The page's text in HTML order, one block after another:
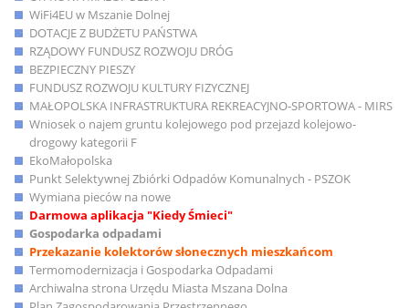
WiFi4EU w Mszanie Dolnej
DOTACJE Z BUDŻETU PAŃSTWA
RZĄDOWY FUNDUSZ ROZWOJU DRÓG
BEZPIECZNY PIESZY
FUNDUSZ ROZWOJU KULTURY FIZYCZNEJ
MAŁOPOLSKA INFRASTRUKTURA REKREACYJNO-SPORTOWA - MIRS
Wniosek o najem gruntu kolejowego pod przejazd kolejowo-
drogowy kategorii F
EkoMałopolska
Punkt Selektywnej Zbiórki Odpadów Komunalnych - PSZOK
Wymiana pieców na nowe
Darmowa aplikacja "Kiedy Śmieci"
Gospodarka odpadami
Przekazanie kolektorów słonecznych mieszkańcom
Termomodernizacja i Gospodarka Odpadami
Archiwalna strona Urzędu Miasta Mszana Dolna